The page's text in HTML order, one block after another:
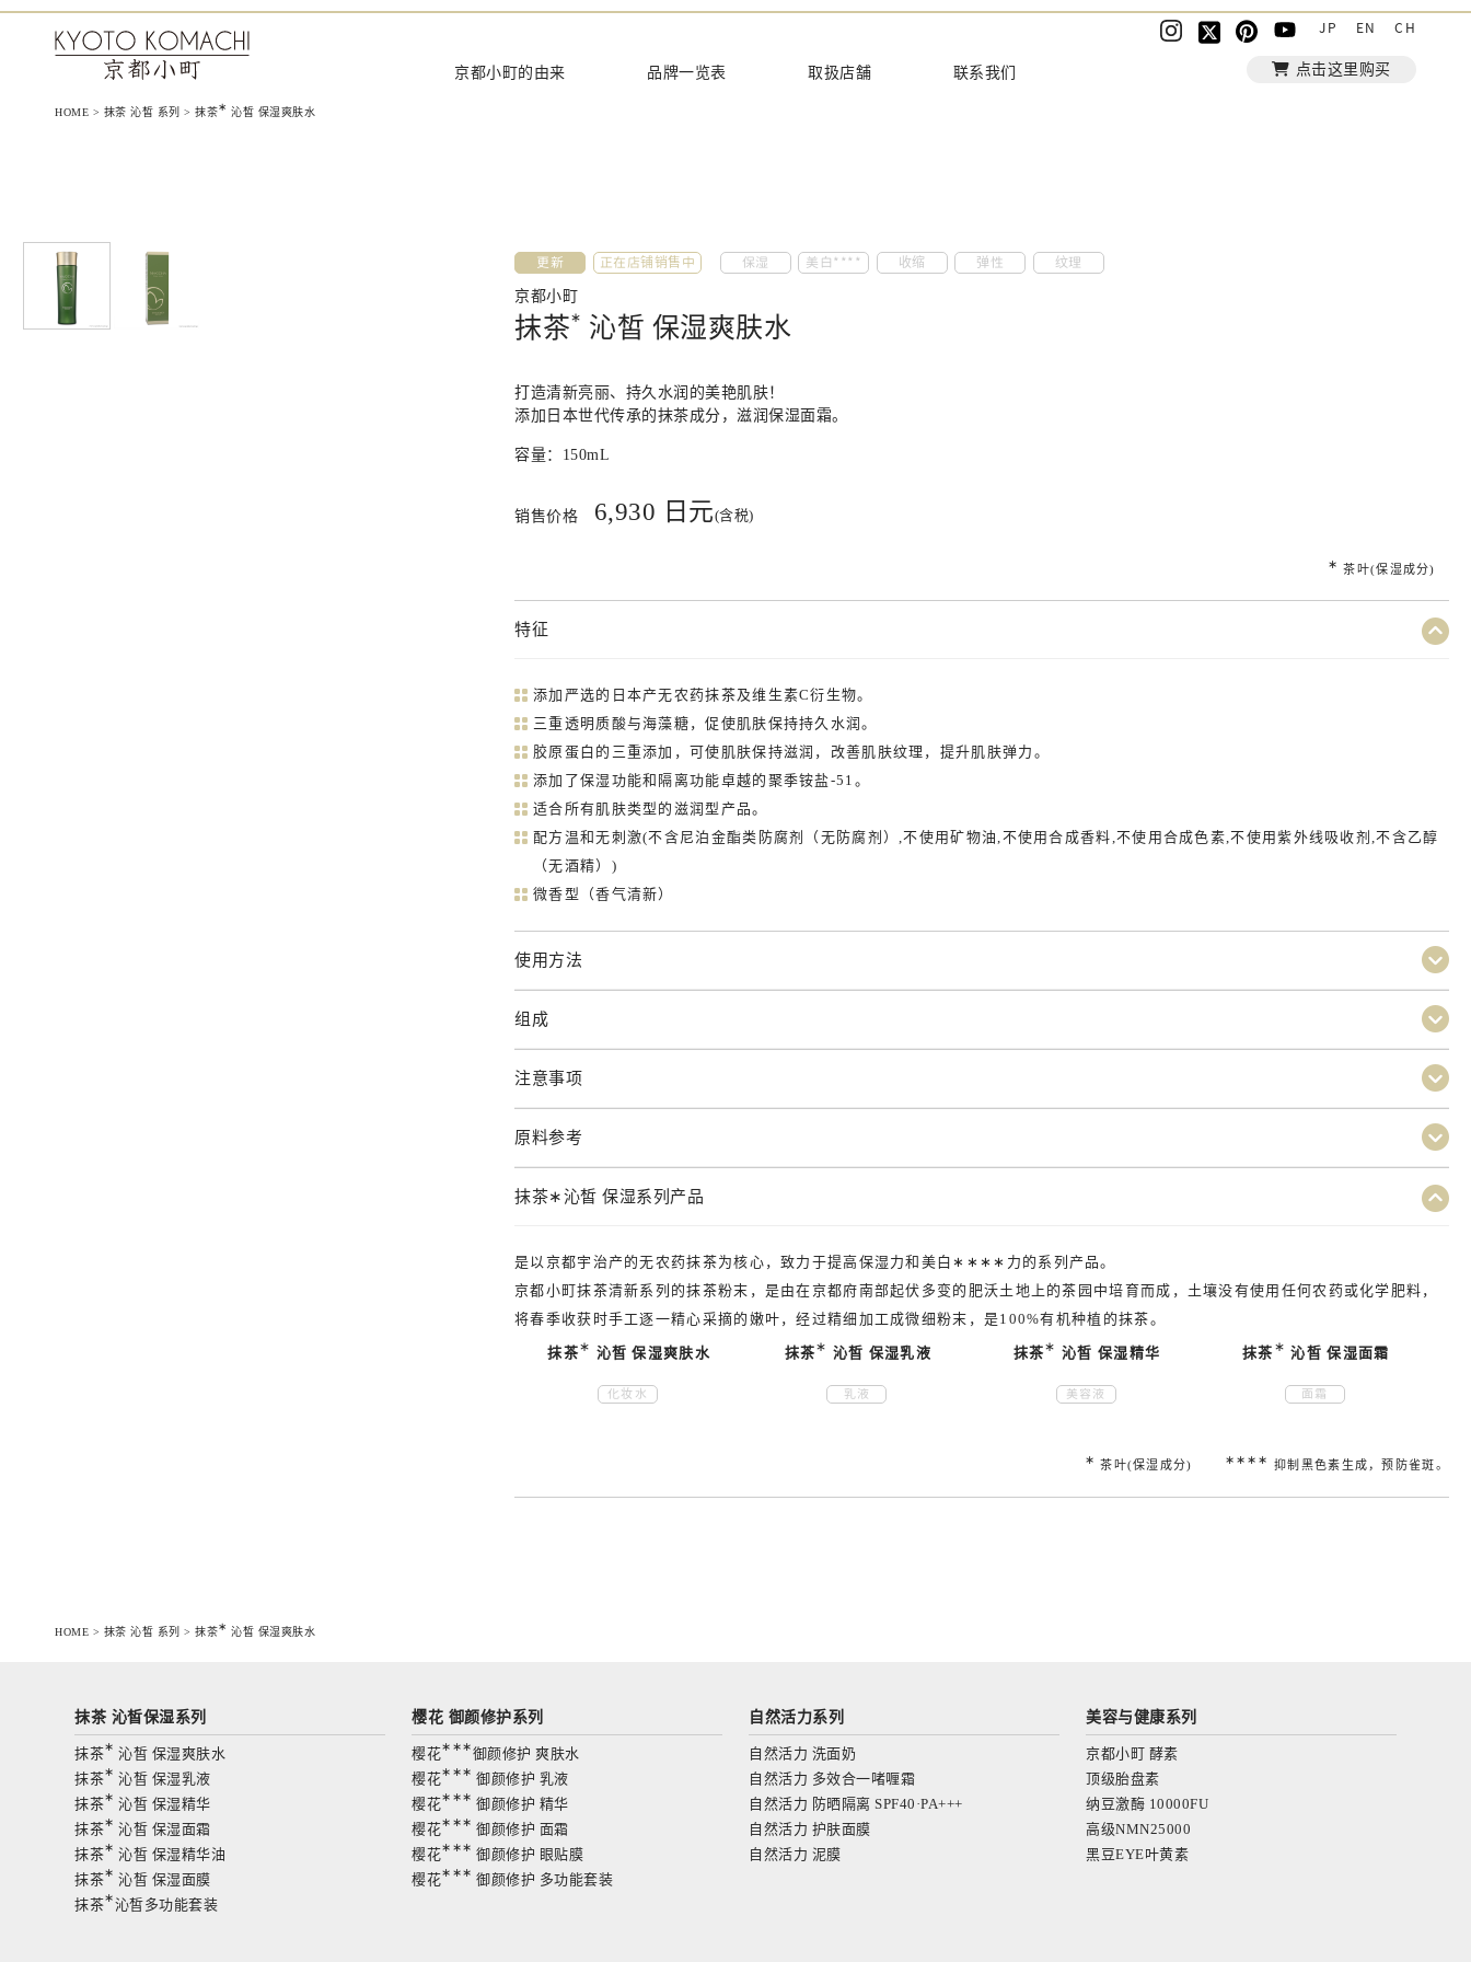
京都小町的由来
品牌一览表 取扱店舗 联系我们
JP EN CH
点击这里购买
HOME > 抹茶 沁皙 系列 > 抹茶∗ 沁皙 保湿爽肤水
更新 正在店铺销售中 保湿 美白**** 收缩 弹性 纹理
京都小町
抹茶∗ 沁皙 保湿爽肤水
打造清新亮丽、持久水润的美艳肌肤！
添加日本世代传承的抹茶成分，滋润保湿面霜。
容量： 150mL
销售价格 6,930 日元(含税)
∗ 茶叶(保湿成分)
特征
添加严选的日本产无农药抹茶及维生素C衍生物。
三重透明质酸与海藻糖，促使肌肤保持持久水润。
胶原蛋白的三重添加，可使肌肤保持滋润，改善肌肤纹理，提升肌肤弹力。
添加了保湿功能和隔离功能卓越的聚季铵盐-51。
适合所有肌肤类型的滋润型产品。
配方温和无刺激(不含尼泊金酯类防腐剂（无防腐剂）,不使用矿物油,不使用合成香料,不使用合成色素,不使用紫外线吸收剂,不含乙醇
（无酒精）)
微香型（香气清新）
使用方法
组成
注意事项
原料参考
抹茶∗沁皙 保湿系列产品
是以京都宇治产的无农药抹茶为核心，致力于提高保湿力和美白 ∗∗∗∗ 力的系列产品。
京都小町抹茶清新系列的抹茶粉末，是由在京都府南部起伏多变的肥沃土地上的茶园中培育而成，土壤没有使用任何农药或化学肥料，
将春季收获时手工逐一精心采摘的嫩叶，经过精细加工成微细粉末，是100%有机种植的抹茶。
抹茶∗ 沁皙 保湿爽肤水
化妆水
抹茶∗ 沁皙 保湿乳液
乳液
抹茶∗ 沁皙 保湿精华
美容液
抹茶∗ 沁皙 保湿面霜
面霜
∗ 茶叶(保湿成分) ∗∗∗∗ 抑制黑色素生成，预防雀斑。
HOME > 抹茶 沁皙 系列 > 抹茶∗ 沁皙 保湿爽肤水
抹茶 沁皙保湿系列
抹茶∗ 沁皙 保湿爽肤水
抹茶∗ 沁皙 保湿乳液
抹茶∗ 沁皙 保湿精华
抹茶∗ 沁皙 保湿面霜
抹茶∗ 沁皙 保湿精华油
抹茶∗ 沁皙 保湿面膜
抹茶∗沁皙多功能套装
樱花 御颜修护系列
樱花∗∗∗御颜修护 爽肤水
樱花∗∗∗ 御颜修护 乳液
樱花∗∗∗ 御颜修护 精华
樱花∗∗∗ 御颜修护 面霜
樱花∗∗∗ 御颜修护 眼贴膜
樱花∗∗∗ 御颜修护 多功能套装
自然活力系列
自然活力 洗面奶
自然活力 多效合一啫喱霜
自然活力 防晒隔离 SPF40·PA+++
自然活力 护肤面膜
自然活力 泥膜
美容与健康系列
京都小町 酵素
顶级胎盘素
纳豆激酶 10000FU
高级NMN25000
黑豆EYE叶黄素